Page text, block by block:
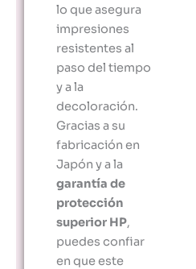
lo que asegura
impresiones
resistentes al
paso del tiempo
y a la
decoloración.
Gracias a su
fabricación en
Japón y a la
garantía de
protección
superior HP,
puedes confiar
en que este